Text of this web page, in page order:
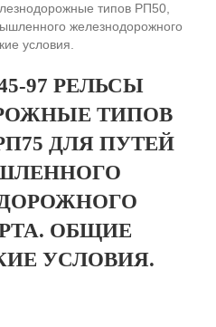
типов РП50,
железнодорожного
условия.
97 РЕЛЬСЫ
ТИПОВ
ДЛЯ ПУТЕЙ
ОБЩИЕ
УСЛОВИЯ.